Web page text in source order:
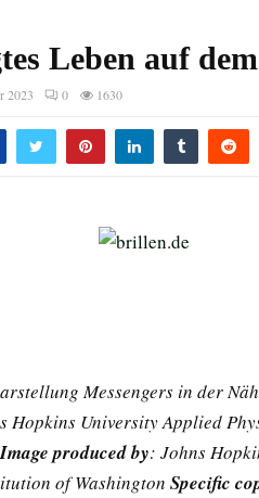
Leben auf
2023 0 1630
Messengers in der
Hopkins University Applied
Image produced by: Johns
of Washington Specific